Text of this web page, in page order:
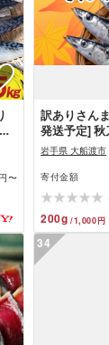
円〜
訳ありさん
発送予定] 秋
Sashimi
飯 おかず お
産物 海鮮 魚
放送 ニュー
渡市 三陸 被
援 岩手県 国
超歌手]
岩手県 大船渡市
寄付金額
200g /1,000円
34